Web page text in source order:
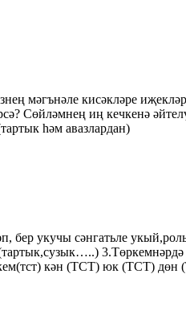
мәгънәле кисәкләре
Сөйләмнең иң кечкенә
һәм авазлардан)
бер укучы сәнгатьле
(тартык,сузык…..)
кем(тст) кән (ТСТ) юк (ТСТ)